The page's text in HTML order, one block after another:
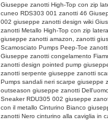
Giuseppe zanotti High-Top con zip
cuneo RDS303 001 zanotti 46
002 giuseppe zanotti design wiki
zanotti Metallo High-Top con zip
giuseppe zanotti amazon, zanotti
Scamosciato Pumps Peep-Toe
Giuseppe zanotti congelamento
zanotti design pointed pump
zanotti serpente giuseppe zanotti
Pumps sandali neri scarpe giuseppe
outseason giuseppe zanotti
Sneaker RDU305 002 giuseppe
con il metallo Cinturino Bianco
zanotti Nero cinturino alla caviglia in